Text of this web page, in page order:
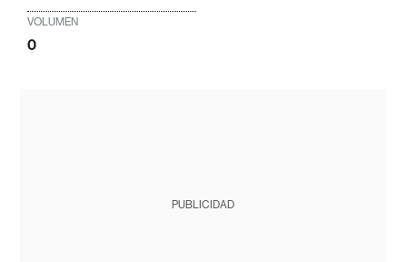
VOLUMEN
0
PUBLICIDAD